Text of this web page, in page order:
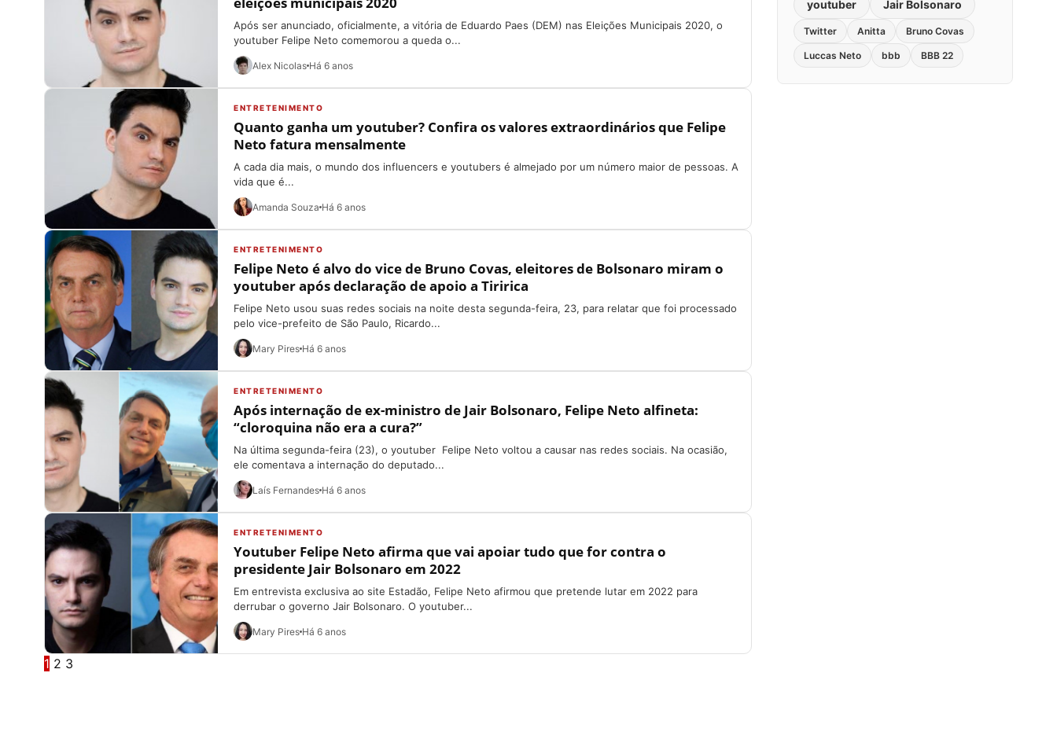
Após ser anunciado, oficialmente, a vitória de Eduardo Paes (DEM) nas Eleições Municipais 2020, o
youtuber Felipe Neto comemorou a queda o...
Alex Nicolas Há 6 anos
ENTRETENIMENTO
Quanto ganha um youtuber? Confira os valores extraordinários que Felipe
Neto fatura mensalmente
A cada dia mais, o mundo dos influencers e youtubers é almejado por um número maior de pessoas. A
vida que é...
Amanda Souza Há 6 anos
ENTRETENIMENTO
Felipe Neto é alvo do vice de Bruno Covas, eleitores de Bolsonaro miram o
youtuber após declaração de apoio a Tiririca
Felipe Neto usou suas redes sociais na noite desta segunda-feira, 23, para relatar que foi processado
pelo vice-prefeito de São Paulo, Ricardo...
Mary Pires Há 6 anos
ENTRETENIMENTO
Após internação de ex-ministro de Jair Bolsonaro, Felipe Neto alfineta:
“cloroquina não era a cura?”
Na última segunda-feira (23), o youtuber Felipe Neto voltou a causar nas redes sociais. Na ocasião,
ele comentava a internação do deputado...
Laís Fernandes Há 6 anos
ENTRETENIMENTO
Youtuber Felipe Neto afirma que vai apoiar tudo que for contra o
presidente Jair Bolsonaro em 2022
Em entrevista exclusiva ao site Estadão, Felipe Neto afirmou que pretende lutar em 2022 para
derrubar o governo Jair Bolsonaro. O youtuber...
Mary Pires Há 6 anos
1 2 3
youtuber Jair Bolsonaro
Twitter Anitta Bruno Covas
Luccas Neto bbb BBB 22